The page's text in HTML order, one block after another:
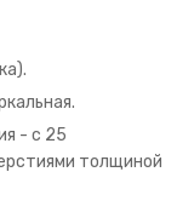
- с 25
толщиной